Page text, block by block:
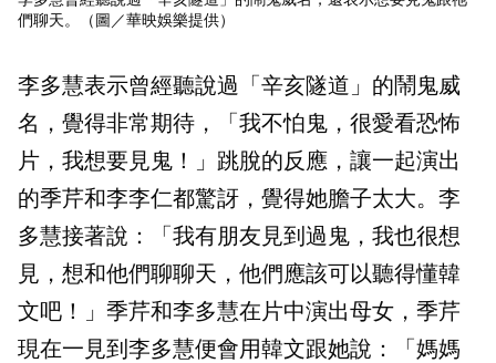
們聊天。（圖／華映娛樂提供）
李多慧表示曾經聽說過「辛亥隧道」的鬧鬼威
名，覺得非常期待，「我不怕鬼，很愛看恐怖
片，我想要見鬼！」跳脫的反應，讓一起演出
的季芹和李李仁都驚訝，覺得她膽子太大。李
多慧接著說：「我有朋友見到過鬼，我也很想
見，想和他們聊聊天，他們應該可以聽得懂韓
文吧！」季芹和李多慧在片中演出母女，季芹
現在一見到李多慧便會用韓文跟她說：「媽媽